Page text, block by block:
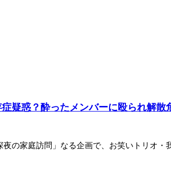
疑惑？酔ったメンバーに殴られ解散
の家庭訪問」なる企画で、お笑いトリオ